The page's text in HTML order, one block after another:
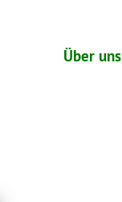
Über uns